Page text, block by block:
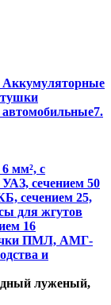
Аккумуляторные
7.
мм², с
сечением 50
сечением 25,
для жгутов
16
ПМЛ, АМГ-
и
луженый,